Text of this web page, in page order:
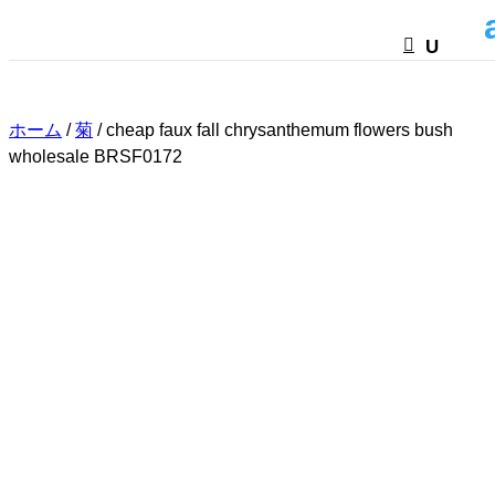
ホーム /菊 / cheap faux fall chrysanthemum flowers bush
wholesale BRSF0172